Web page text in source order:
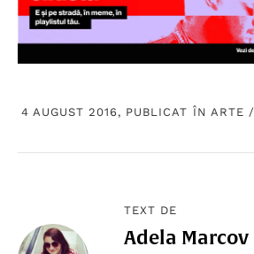
4 AUGUST 2016, PUBLICAT ÎN ARTE /
TEXT DE
Adela Marcov